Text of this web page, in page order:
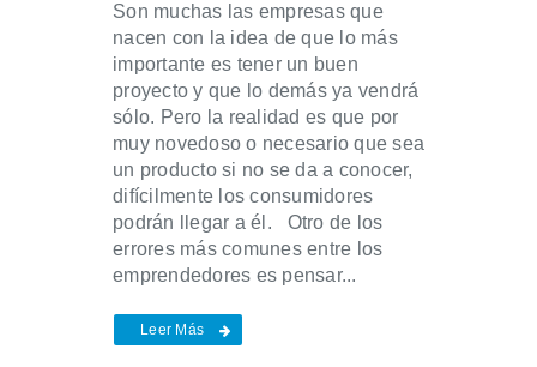
Son muchas las empresas que
nacen con la idea de que lo más
importante es tener un buen
proyecto y que lo demás ya vendrá
sólo. Pero la realidad es que por
muy novedoso o necesario que sea
un producto si no se da a conocer,
difícilmente los consumidores
podrán llegar a él. Otro de los
errores más comunes entre los
emprendedores es pensar...
Leer Más